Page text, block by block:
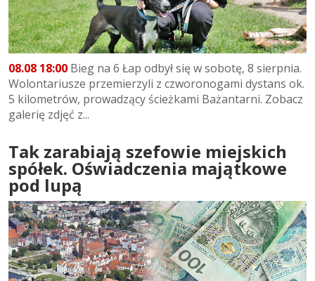
08.08 18:00 Bieg na 6 Łap odbył się w sobotę, 8 sierpnia.
Wolontariusze przemierzyli z czworonogami dystans ok.
5 kilometrów, prowadzący ścieżkami Bażantarni. Zobacz
galerię zdjęć z...
Tak zarabiają szefowie miejskich
spółek. Oświadczenia majątkowe
pod lupą